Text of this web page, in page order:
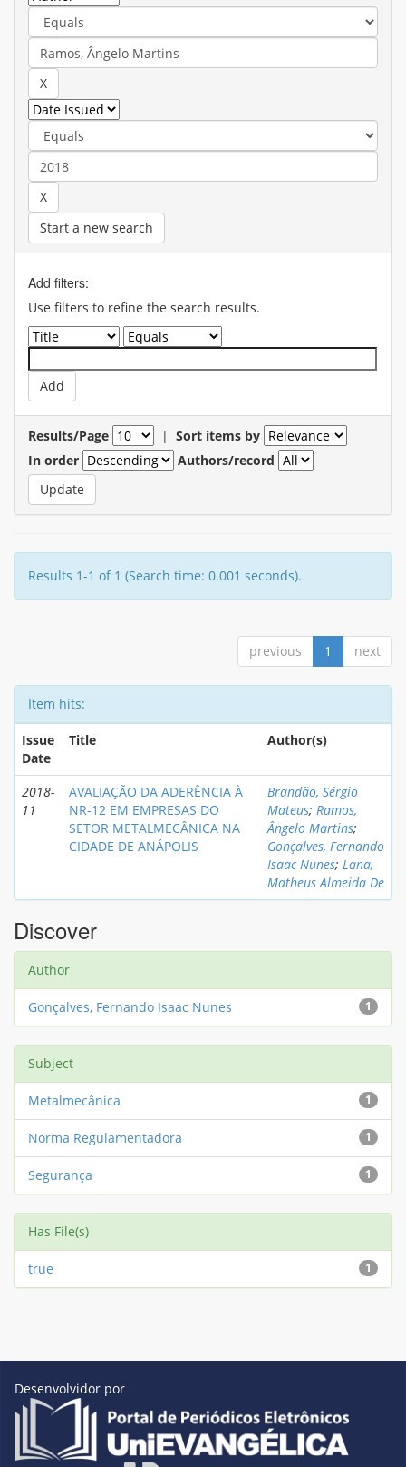
Start a new search
Add filters:
Use filters to refine the search results.
Results/Page | Sort items by
In order
Authors/record
Results 1-1 of 1 (Search time: 0.001 seconds).
previous 1 next
Item hits:
Issue
Date
Title Author(s)
2018-
11
AVALIAÇÃO DA ADERÊNCIA À
NR-12 EM EMPRESAS DO
SETOR METALMECÂNICA NA
CIDADE DE ANÁPOLIS
Brandão, Sérgio
Mateus; Ramos,
Ângelo Martins;
Gonçalves, Fernando
Isaac Nunes; Lana,
Matheus Almeida De
Discover
Author
1
Gonçalves, Fernando Isaac Nunes
Subject
1
Metalmecânica
1
Norma Regulamentadora
1
Segurança
Has File(s)
1
true
Desenvolvidor por